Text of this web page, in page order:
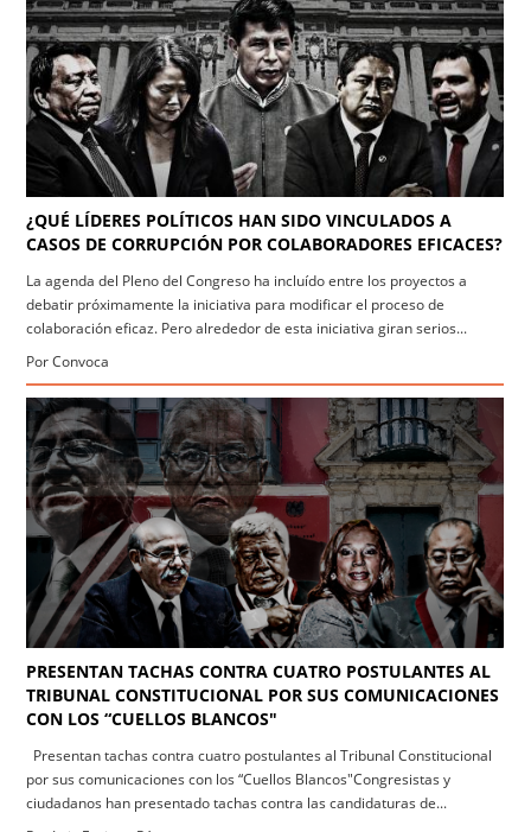
¿QUÉ LÍDERES POLÍTICOS HAN SIDO VINCULADOS A
CASOS DE CORRUPCIÓN POR COLABORADORES EFICACES?
La agenda del Pleno del Congreso ha incluído entre los proyectos a
debatir próximamente la iniciativa para modificar el proceso de
colaboración eficaz. Pero alrededor de esta iniciativa giran serios...
Por Convoca
PRESENTAN TACHAS CONTRA CUATRO POSTULANTES AL
TRIBUNAL CONSTITUCIONAL POR SUS COMUNICACIONES
CON LOS “CUELLOS BLANCOS"
Presentan tachas contra cuatro postulantes al Tribunal Constitucional
por sus comunicaciones con los “Cuellos Blancos" ​Congresistas y
ciudadanos han presentado tachas contra las candidaturas de...